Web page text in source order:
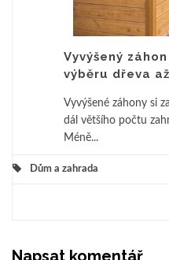
Vyvýšený
výběru dřeva
Vyvýšené záhony si
dál většího počtu
Méně...
Dům a zahrada
Napsat komentář